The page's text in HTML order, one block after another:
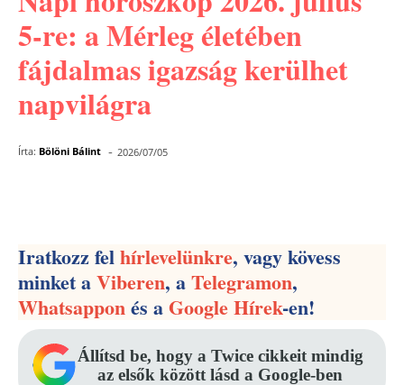
5-re: a Mérleg életében
fájdalmas igazság kerülhet
napvilágra
Írta: Bölöni Bálint - 2026/07/05
Iratkozz felhírlevelünkre, vagy kövess
minket aViberen, aTelegramon,
Whatsapponés aGoogle Hírek-en!
Állítsd be, hogy a Twice cikkeit mindig
az elsők között lásd a Google-ben